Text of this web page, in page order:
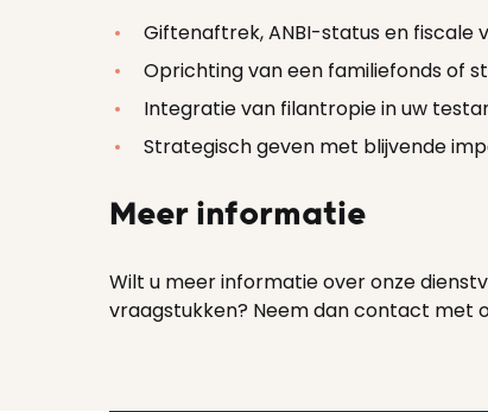
Giftenaftrek, ANBI-status en fiscale
Oprichting van een familiefonds of
Integratie van filantropie in uw
Strategisch geven met blijvende
Meer informatie
Wilt u meer informatie over onze
vraagstukken? Neem dan contact met